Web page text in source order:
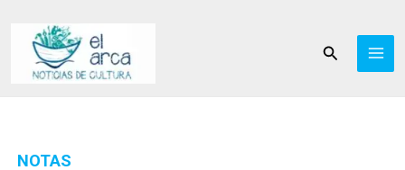
contenido
Buscar
NOTAS